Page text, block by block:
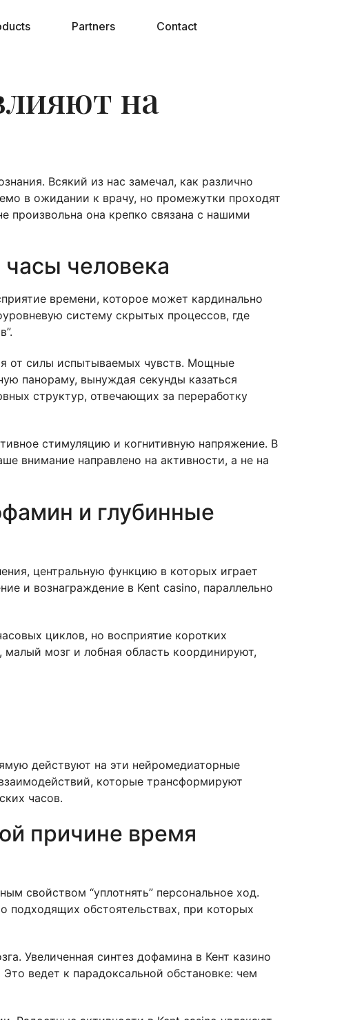
Partners Contact
на
Всякий из нас замечал, как различно
в ожидании к врачу, но промежутки проходят
произвольна она крепко связана с нашими
человека
времени, которое может кардинально
систему скрытых процессов, где
от силы испытываемых чувств. Мощные
панораму, вынуждая секунды казаться
структур, отвечающих за переработку
стимуляцию и когнитивную напряжение. В
внимание направлено на активности, а не на
и глубинные
центральную функцию в которых играет
и вознаграждение в Kent casino, параллельно
циклов, но восприятие коротких
мозг и лобная область координируют,
действуют на эти нейромедиаторные
которые трансформируют
часов.
причине время
свойством “уплотнять” персональное ход.
подходящих обстоятельствах, при которых
Увеличенная синтез дофамина в Кент казино
ведет к парадоксальной обстановке: чем